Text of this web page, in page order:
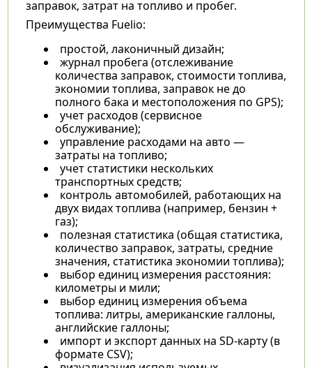
заправок, затрат на топливо и пробег.
Преимущества Fuelio:
простой, лаконичный дизайн;
журнал пробега (отслеживание
количества заправок, стоимости топлива,
экономии топлива, заправок не до
полного бака и местоположения по GPS);
учет расходов (сервисное
обслуживание);
управление расходами на авто —
затраты на топливо;
учет статистики нескольких
транспортных средств;
контроль автомобилей, работающих на
двух видах топлива (например, бензин +
газ);
полезная статистика (общая статистика,
количество заправок, затраты, средние
значения, статистика экономии топлива);
выбор единиц измерения расстояния:
километры и мили;
выбор единиц измерения объема
топлива: литры, американские галлоны,
английские галлоны;
импорт и экспорт данных на SD-карту (в
формате CSV);